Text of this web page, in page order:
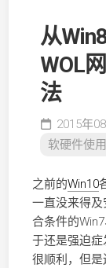
从
WOL
法
2015年
软硬件使用
之前的Win10
一直没来得
合条件的Win7
于还是强迫症
很顺利，但